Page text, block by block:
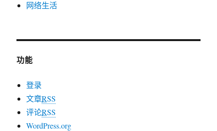
网络生活
功能
登录
文章RSS
评论RSS
WordPress.org